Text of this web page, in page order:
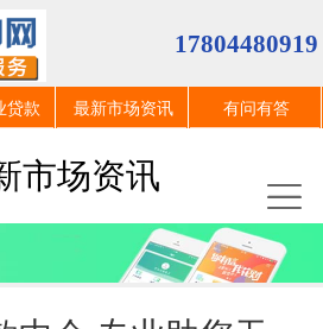
17804480919
贷款 最新市场资讯 有问有答
市场资讯